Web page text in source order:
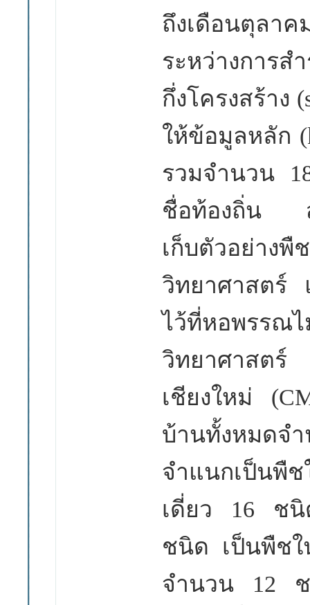
ถึงเดือนตุลา
ระหว่างการ
กึ่งโครงสร้าง
ให้ข้อมูลหลัก
รวมจำนวน
ชื่อท้องถิ่น ส่
เก็บตัวอย่างพื
วิทยาศาสตร์
ไว้ที่หอพรร
วิทยาศ
เชียงใหม่
บ้านทั้งหมดจ
จำแนกเป็นพื
เดี่ยว 16 ช
ชนิด เป็นพืชใ
จำนวน 12